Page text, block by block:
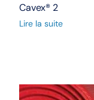
Cavex® 2
Lire la suite